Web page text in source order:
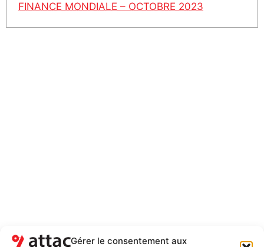
Gérer le consentement aux
FINANCE MONDIALE – OCTOBRE 2023